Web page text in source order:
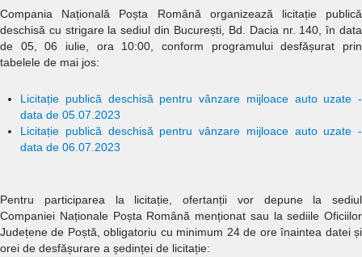
Compania Națională Poșta Română organizează licitație publică
deschisă cu strigare la sediul din București, Bd. Dacia nr. 140, în data
de 05, 06 iulie, ora 10:00, conform programului desfășurat prin
tabelele de mai jos:
L icitație publică deschisă pentru vânzare mijloace auto uzate -
data de 05.07.2023
L icitație publică deschisă pentru vânzare mijloace auto uzate -
data de 06.07.2023
Pentru participarea la licitație, ofertanții vor depune la sediul
Companiei Naționale Poșta Română menționat sau la sediile Oficiilor
Județene de Poștă, obligatoriu cu minimum 24 de ore înaintea datei și
orei de desfășurare a ședinței de licitație: